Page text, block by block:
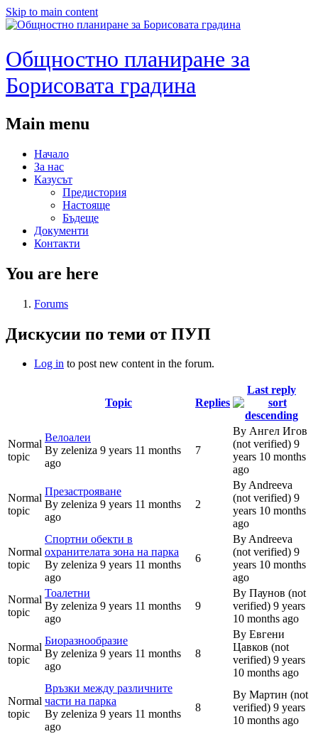
Skip to main content
Общностно планиране за
Борисовата градина
Main menu
Начало
За нас
Казусът
Предистория
Настояще
Бъдеще
Документи
Контакти
You are here
Forums
Дискусии по теми от ПУП
Log in to post new content in the forum.
Topic Replies
Last reply
Normal
topic
Велоалеи
By zeleniza 9 years 11 months
ago
7
By Ангел Игов
(not verified) 9
years 10 months
ago
Normal
topic
Презастрояване
By zeleniza 9 years 11 months
ago
2
ByAndreeva
(not verified) 9
years 10 months
ago
Normal
topic
Спортни обекти в
охранителата зона на парка
By zeleniza 9 years 11 months
ago
6
ByAndreeva
(not verified) 9
years 10 months
ago
Normal
topic
Тоалетни
By zeleniza 9 years 11 months
ago
9
By Паунов (not
verified) 9 years
10 months ago
Normal
topic
Биоразнообразие
By zeleniza 9 years 11 months
ago
8
By Евгени
Цавков (not
verified) 9 years
10 months ago
Normal
topic
Връзки между различните
части на парка
By zeleniza 9 years 11 months
ago
8
By Мартин (not
verified) 9 years
10 months ago